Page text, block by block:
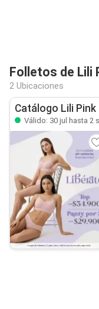
Folletos de Lili
2 Ubicaciones
Catálogo Lili Pink
Válido: 30 jul hasta 2